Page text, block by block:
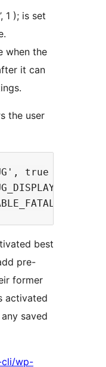
1 ); is set
when the
it can
the user
true ); //
best
pre-
former
activated
saved
wp-